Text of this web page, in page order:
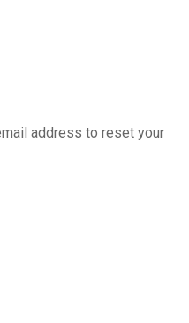
address to reset your